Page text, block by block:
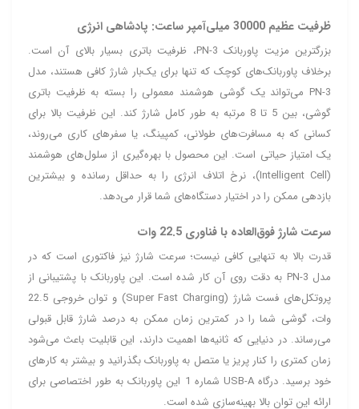
ظرفیت عظیم 30000 میلی‌آمپر ساعت: پادشاهی انرژی
بزرگترین مزیت پاوربانک PN-3، ظرفیت باتری بسیار بالای آن است.
برخلاف پاوربانک‌های کوچک که تنها برای یک‌بار شارژ کافی هستند، مدل
PN-3 می‌تواند یک گوشی هوشمند معمولی را بسته به ظرفیت باتری
گوشی، بین 5 تا 8 مرتبه به طور کامل شارژ کند. این ظرفیت بالا برای
کسانی که به مسافرت‌های طولانی، کمپینگ، یا سفرهای کاری می‌روند،
یک امتیاز حیاتی است. این محصول با بهره‌گیری از سلول‌های هوشمند
(Intelligent Cell)، نرخ اتلاف انرژی را به حداقل رسانده و بیشترین
بازدهی ممکن را در اختیار دستگاه‌های شما قرار می‌دهد.
سرعت شارژ فوق‌العاده با فناوری 22.5 وات
قدرت بالا به تنهایی کافی نیست؛ سرعت شارژ نیز فاکتوری است که در
مدل PN-3 به دقت روی آن کار شده است. این پاوربانک با پشتیبانی از
پروتکل‌های فست شارژ (Super Fast Charging) و توان خروجی 22.5
وات، گوشی شما را در کمترین زمان ممکن به درصد شارژ قابل قبولی
می‌رساند. در دنیایی که ثانیه‌ها اهمیت دارند، این قابلیت باعث می‌شود
زمان کمتری را کنار پریز یا متصل به پاوربانک بگذرانید و بیشتر به کارهای
خود برسید. درگاه USB-A شماره 1 این پاوربانک به طور اختصاصی برای
ارائه این توان بالا بهینه‌سازی شده است.